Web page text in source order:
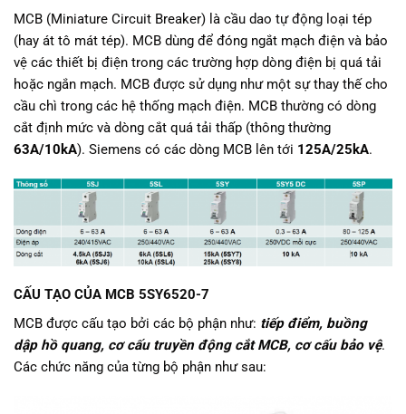
MCB (Miniature Circuit Breaker) là cầu dao tự động loại tép
(hay át tô mát tép). MCB dùng để đóng ngắt mạch điện và bảo
vệ các thiết bị điện trong các trường hợp dòng điện bị quá tải
hoặc ngắn mạch. MCB được sử dụng như một sự thay thế cho
cầu chì trong các hệ thống mạch điện. MCB thường có dòng
cắt định mức và dòng cắt quá tải thấp (thông thường
63A/10kA). Siemens có các dòng MCB lên tới 125A/25kA.
CẤU TẠO CỦA MCB 5SY6520-7
MCB được cấu tạo bởi các bộ phận như: tiếp điểm, buồng
dập hồ quang, cơ cấu truyền động cắt MCB, cơ cấu bảo vệ.
Các chức năng của từng bộ phận như sau: